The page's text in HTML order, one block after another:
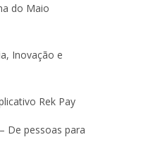
do Maio
Inovação e
Rek Pay
De pessoas para